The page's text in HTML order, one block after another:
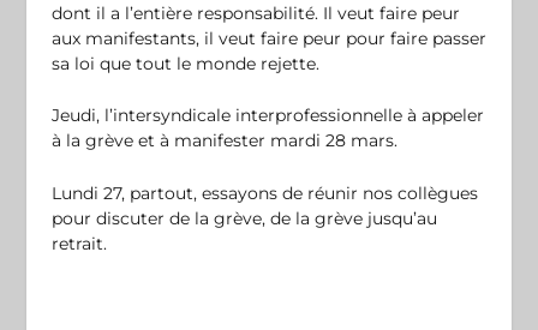
dont il a l’entière responsabilité. Il veut faire peur
aux manifestants, il veut faire peur pour faire passer
sa loi que tout le monde rejette.
Jeudi, l’intersyndicale interprofessionnelle à appeler
à la grève et à manifester mardi 28 mars.
Lundi 27, partout, essayons de réunir nos collègues
pour discuter de la grève, de la grève jusqu’au
retrait.